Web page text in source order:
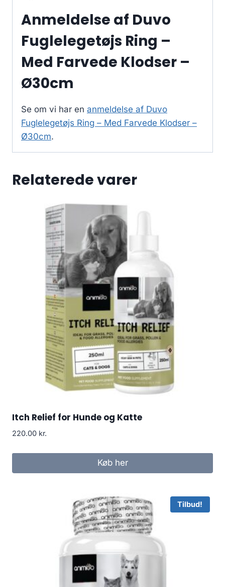
Anmeldelse af Duvo
Fuglelegetøjs Ring –
Med Farvede Klodser –
Ø30cm
Se om vi har en anmeldelse af Duvo
Fuglelegetøjs Ring – Med Farvede Klodser –
Ø30cm.
Relaterede varer
Itch Relief for Hunde og Katte
220.00 kr.
Køb her
Tilbud!